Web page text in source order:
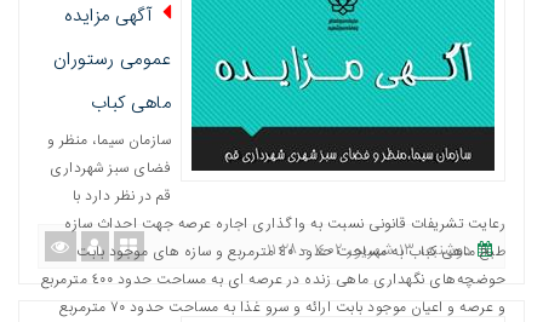
آگهی مزایده
عمومی رستوران
ماهی کباب
سازمان سیما، منظر و
فضای سبز شهرداری
قم در نظر دارد با
رعایت تشریفات قانونی نسبت به واگذاری اجاره عرصه جهت احداث سازه
طبخ ماهی کباب به مساحت حدود ٤٠ مترمربع و سازه های موجود بابت
حوضچه‌های نگهداری ماهی زنده در عرصه ای به مساحت حدود ٤٠٠ مترمربع
و عرصه و اعیان موجود بابت ارائه و سرو غذا به مساحت حدود ٧٠ مترمربع
دوشنبه، ١٣ شهریور ١٤٠٢ - ١١:٢٨